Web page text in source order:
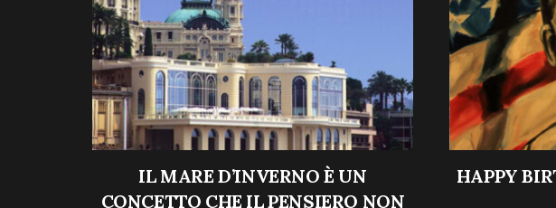
IL MARE D’INVERNO È UN
CONCETTO CHE IL PENSIERO NON
HAPPY